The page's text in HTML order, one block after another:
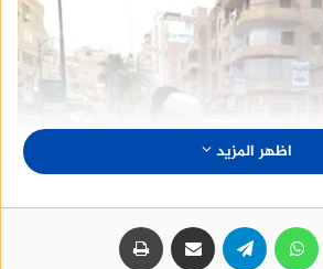
اظهر المزيد